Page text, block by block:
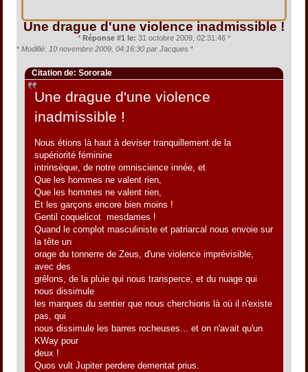
Une drague d'une violence inadmissible !
* Réponse #1 le: 31 octobre 2009, 02:31:46 *
* Modifié: 10 novembre 2009, 04:16:30 par Jacques *
Citation de: Sororale
Une drague d'une violence
inadmissible !
Nous étions là haut à deviser tranquillement de la
supériorité féminine
intrinsèque, de notre omniscience innée, et
Que les hommes ne valent rien,
Que les hommes ne valent rien,
Et les garçons encore bien moins !
Gentil coquelicot mesdames !
Quand le complot masculiniste et patriarcal nous envoie sur
la tête un
orage du tonnerre de Zeus, d'une violence imprévisible,
avec des
grêlons, de la pluie qui nous transperce, et du nuage qui
nous dissimule
les marques du sentier que nous cherchions là où il n'existe
pas, qui
nous dissimule les barres rocheuses... et on n'avait qu'un
KWay pour
deux !
Quos vult Jupiter perdere dementat prius.